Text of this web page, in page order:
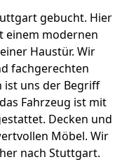
gebucht. Hier
einem modernen
Haustür. Wir
fachgerechten
uns der Begriff
Fahrzeug ist mit
Decken und
Möbel. Wir
nach Stuttgart.